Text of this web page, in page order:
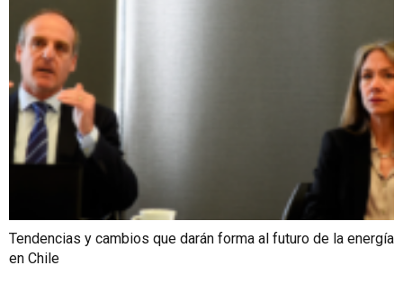
Tendencias y cambios que darán forma al futuro de la energía
en Chile